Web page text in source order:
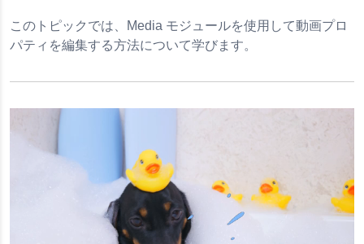
このトピックでは、Media モジュールを使用して動画プロ
パティを編集する方法について学びます。